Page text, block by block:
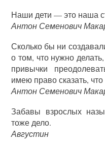
Наши дети — это наша
Антон Семенович
Сколько бы ни
о том, что нужно
привычки
имею право сказать,
Антон Семенович
Забавы взрослых
тоже дело.
Августин